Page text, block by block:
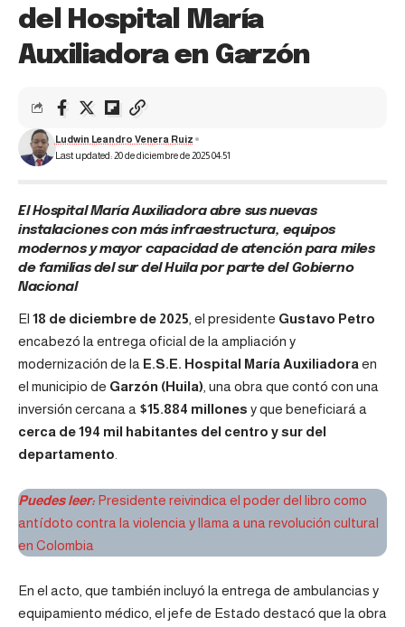
del Hospital María
Auxiliadora en Garzón
Last updated: 20 de diciembre de 2025 04:51
Ludwin Leandro Venera Ruiz
El Hospital María Auxiliadora abre sus nuevas
instalaciones con más infraestructura, equipos
modernos y mayor capacidad de atención para miles
de familias del sur del Huila por parte del Gobierno
Nacional
El 18 de diciembre de 2025, el presidente Gustavo Petro
encabezó la entrega oficial de la ampliación y
modernización de la E.S.E. Hospital María Auxiliadoraen
el municipio de Garzón (Huila), una obra que contó con una
inversión cercana a $15.884 millones y que beneficiará a
cerca de 194 mil habitantes del centro y sur del
departamento.
Puedes leer: Presidente reivindica el poder del libro como
antídoto contra la violencia y llama a una revolución cultural
en Colombia
En el acto, que también incluyó la entrega de ambulancias y
equipamiento médico, el jefe de Estado destacó que la obra